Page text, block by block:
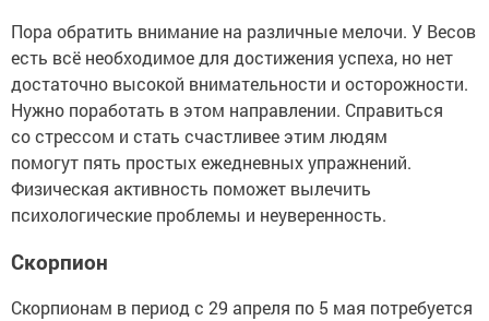
Пора обратить внимание на различные мелочи. У Весов
есть всё необходимое для достижения успеха, но нет
достаточно высокой внимательности и осторожности.
Нужно поработать в этом направлении. Справиться
со стрессом и стать счастливее этим людям
помогут пять простых ежедневных упражнений.
Физическая активность поможет вылечить
психологические проблемы и неуверенность.
Скорпион
Скорпионам в период с 29 апреля по 5 мая потребуется